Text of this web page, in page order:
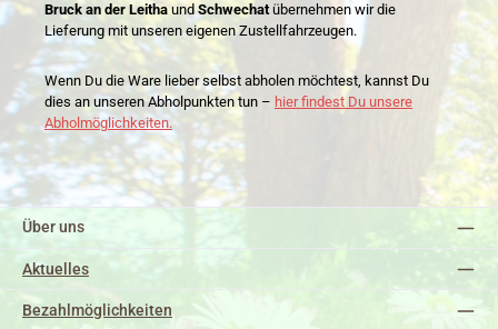
Bruck an der Leitha und Schwechatübernehmen wir die
Lieferung mit unseren eigenen Zustellfahrzeugen.
Wenn Du die Ware lieber selbst abholen möchtest, kannst Du
dies an unseren Abholpunkten tun – hier findest Du unsere
Abholmöglichkeiten.
Über uns
Aktuelles
Bezahlmöglichkeiten